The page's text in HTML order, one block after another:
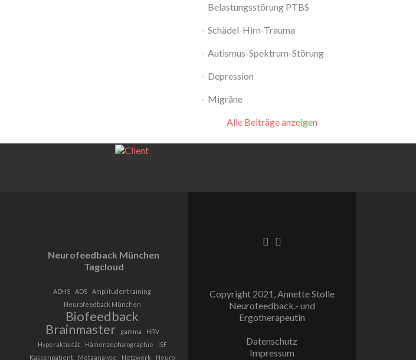
Belastungsstörung PTBS
Schädel-Hirn-Trauma
Autismus-Spektrum-Störung
Depression
Migräne
Alle Beiträge anzeigen
Neurofeedback München
Tagcloud
ADHS ADS
Amplitudentraining
Neurofeedback München
Biofeedback
Brainmaster
gamma
HRV
Hyperaktivität
Hämenzephalographie
ISF
Kassenpatient
Metaanalyse Netzwerk Neuro
Facebook-
Instagram
Copyright 2021, Annette Stolle
Neurofeedback.- und
Ergotherapeutin
Datenschutz
Impressum